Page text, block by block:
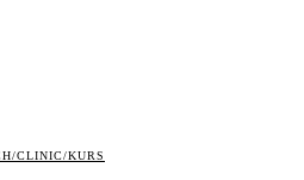
CLINIC/KURS